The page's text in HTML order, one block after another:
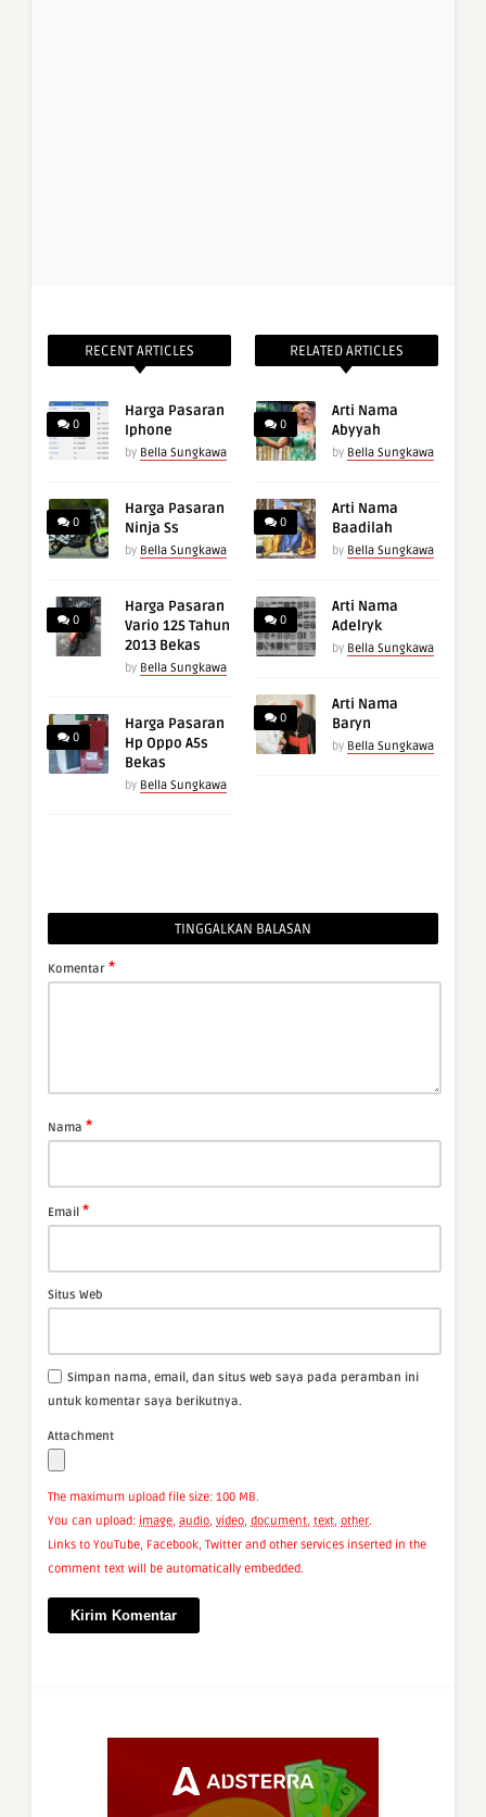
RECENT ARTICLES
0
Harga Pasaran
Iphone
by Bella Sungkawa
0
Harga Pasaran
Ninja Ss
by Bella Sungkawa
0
Harga Pasaran
Vario 125 Tahun
2013 Bekas
by Bella Sungkawa
0
Harga Pasaran
Hp Oppo A5s
Bekas
by Bella Sungkawa
RELATED ARTICLES
0
Arti Nama
Abyyah
by Bella Sungkawa
0
Arti Nama
Baadilah
by Bella Sungkawa
0
Arti Nama
Adelryk
by Bella Sungkawa
0
Arti Nama
Baryn
by Bella Sungkawa
TINGGALKAN BALASAN
Komentar *
Nama *
Email *
Situs Web
Simpan nama, email, dan situs web saya pada peramban ini
untuk komentar saya berikutnya.
Attachment
The maximum upload file size: 100 MB.
You can upload: image, audio, video, document, text, other.
Links to YouTube, Facebook, Twitter and other services inserted in the
comment text will be automatically embedded.